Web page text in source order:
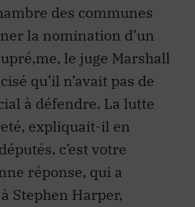
des communes
la nomination d’un
le juge Marshall
qu’il n’avait pas de
à défendre. La lutte
expliquait-il en
c’est votre
réponse, qui a
Stephen Harper,